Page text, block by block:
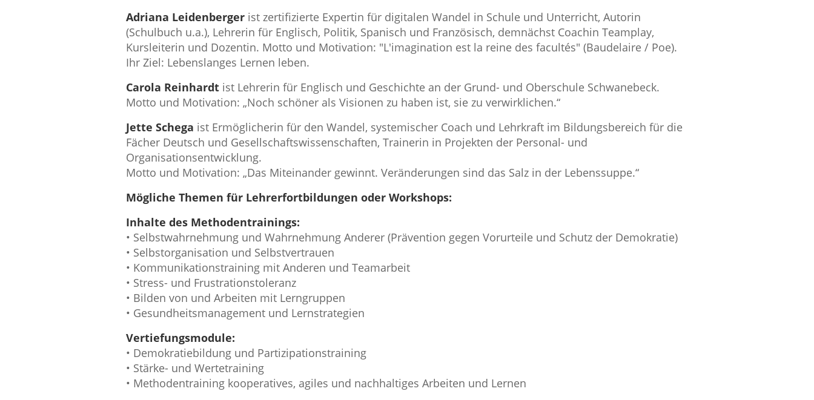
Adriana Leidenberger ist zertifizierte Expertin für digitalen Wandel in Schule und Unterricht, Autorin
(Schulbuch u.a.), Lehrerin für Englisch, Politik, Spanisch und Französisch, demnächst Coachin Teamplay,
Kursleiterin und Dozentin. Motto und Motivation: "L'imagination est la reine des facultés" (Baudelaire / Poe).
Ihr Ziel: Lebenslanges Lernen leben.
Carola Reinhardt ist Lehrerin für Englisch und Geschichte an der Grund- und Oberschule Schwanebeck.
Motto und Motivation: „Noch schöner als Visionen zu haben ist, sie zu verwirklichen.“
Jette Schega ist Ermöglicherin für den Wandel, systemischer Coach und Lehrkraft im Bildungsbereich für die
Fächer Deutsch und Gesellschaftswissenschaften, Trainerin in Projekten der Personal- und
Organisationsentwicklung.
Motto und Motivation: „Das Miteinander gewinnt. Veränderungen sind das Salz in der Lebenssuppe.“
Mögliche Themen für Lehrerfortbildungen oder Workshops:
Inhalte des Methodentrainings:
• Selbstwahrnehmung und Wahrnehmung Anderer (Prävention gegen Vorurteile und Schutz der Demokratie)
• Selbstorganisation und Selbstvertrauen
• Kommunikationstraining mit Anderen und Teamarbeit
• Stress- und Frustrationstoleranz
• Bilden von und Arbeiten mit Lerngruppen
• Gesundheitsmanagement und Lernstrategien
Vertiefungsmodule:
• Demokratiebildung und Partizipationstraining
• Stärke- und Wertetraining
• Methodentraining kooperatives, agiles und nachhaltiges Arbeiten und Lernen